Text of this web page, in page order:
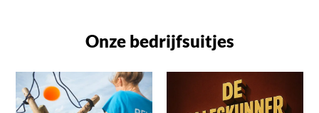
Onze bedrijfsuitjes